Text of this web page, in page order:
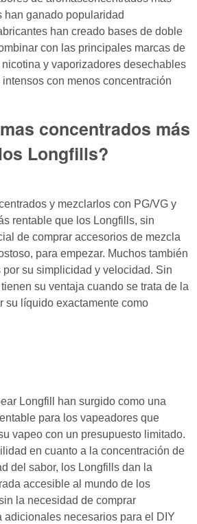
han ganado popularidad
han creado bases de doble
con las principales marcas de
y vaporizadores desechables
con menos concentración
concentrados más
Longfills?
y mezclarlos con PG/VG y
rentable que los Longfills, sin
de comprar accesorios de mezcla
para empezar. Muchos también
su simplicidad y velocidad. Sin
su ventaja cuando se trata de la
su líquido exactamente como
Longfill han surgido como una
para los vapeadores que
vapeo con un presupuesto limitado.
en cuanto a la concentración de
del sabor, los Longfills dan la
accesible al mundo de los
la necesidad de comprar
adicionales necesarios para el DIY